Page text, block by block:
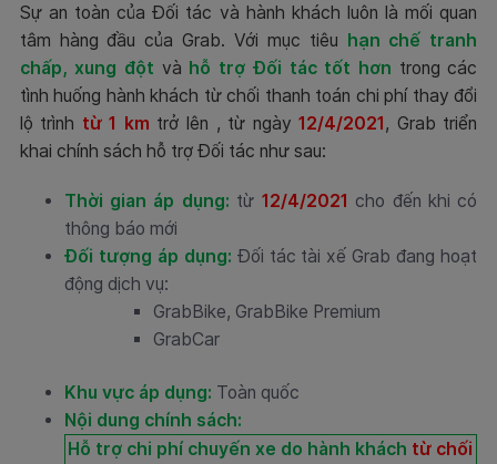
Sự an toàn của Đối tác và hành khách luôn là mối quan
tâm hàng đầu của Grab. Với mục tiêu hạn chế tranh
chấp, xung đột và hỗ trợ Đối tác tốt hơn trong các
tình huống hành khách từ chối thanh toán chi phí thay đổi
lộ trình từ 1 km trở lên , từ ngày 12/4/2021, Grab triển
khai chính sách hỗ trợ Đối tác như sau:
Thời gian áp dụng: từ 12/4/2021 cho đến khi có
thông báo mới
Đối tượng áp dụng: Đối tác tài xế Grab đang hoạt
động dịch vụ:
GrabBike, GrabBike Premium
GrabCar
Khu vực áp dụng: Toàn quốc
Nội dung chính sách:
Hỗ trợ chi phí chuyến xe do hành khách từ chối